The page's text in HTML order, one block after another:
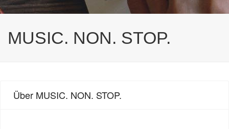
MUSIC. NON. STOP.
Über MUSIC. NON. STOP.